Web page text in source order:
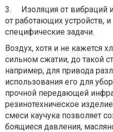
3.
Изоляция от вибраций
от работающих устройств,
специфические задачи.
Воздух, хотя и не кажется
сильном сжатии, до такой
например, для привода
использования его для
прочной передающей
резинотехническое
смеси каучука позволяет
боящиеся давления,